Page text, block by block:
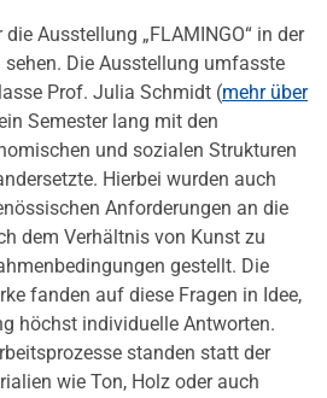
Ausstellung „FLAMINGO“ in der
sehen. Die Ausstellung umfasste
Prof. Julia Schmidt (mehr über
Semester lang mit den
und sozialen Strukturen
Hierbei wurden auch
Anforderungen an die
dem Verhältnis von Kunst zu
gestellt. Die
fanden auf diese Fragen in Idee,
höchst individuelle Antworten.
standen statt der
wie Ton, Holz oder auch